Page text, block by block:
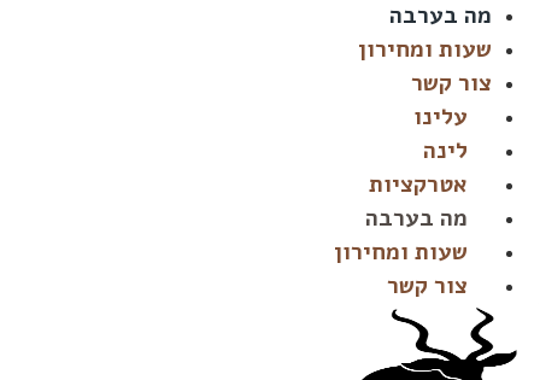
מה בערבה
שעות ומחירון
צור קשר
עלינו
לינה
אטרקציות
מה בערבה
שעות ומחירון
צור קשר